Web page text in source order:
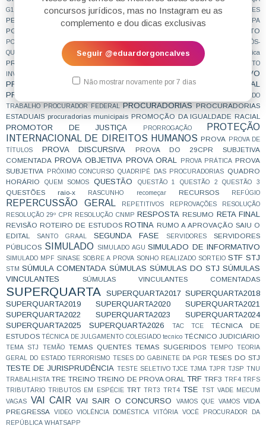
concursos jurídicos, mas no Instagram eu as
complemento e dou dicas exclusivas
Seguir @eduardorgoncalves
Não mostrar novamente por 7 dias
G1
PEÇA PROCESSUAL PEGADINHA DE PROVA PENAL PENALIDADES
PESQUISA PESSOA COM DEFICIÊNCIA PFN pgdf PGE pge-sp PGEPA
PGEPR PGESP PLANEJAMENTO
PODER DE POLÍCIA POER PÚBLICO POLICIA CIVIL PÓS-GRADUAÇÃO
PÓS-
QUESTIONAMENTO
POSSE POSTAGENS EMÍLIO prática jurídica
PREPARAÇÃO
PROCEDIMENTO
INVESTIGATÓRIO CRIMINAL
PROCESSO COLETIVO
PROCESSO PENAL
PROCESSO TRIBUTÁRIO
PROCESSUAL PENAL
PROCURADOR
PROCURADOR DO
TRABALHO
PROCURADOR FEDERAL PROCURADORIAS
PROCURADORIAS
ESTADUAIS procuradorias municipais PROMOÇÃO DA IGUALDADE RACIAL
PROMOTOR DE JUSTIÇA PRORROGAÇÃO
PROTEÇÃO
INTERNACIONAL DE DIREITOS HUMANOS PROVA
PROVA DE
TÍTULOS
PROVA DISCURSIVA
PROVA DO 29CPR SUBJETIVA
COMENTADA PROVA OBJETIVA PROVA ORAL PROVA PRÁTICA PROVA
SUBJETIVA
PRÓXIMO CONCURSO QUADRIPÉ DAS PROCURADORIAS
QUADRO
HORÁRIO
QUEM SOMOS QUESTÃO QUESTÃO 1 QUESTÃO 2 QUESTÃO 3
QUESTÕES raio-x RASCUNHO recomeçar RECURSOS REFÚGIO
REPERCUSSÃO GERAL REPETITIVOS REPROVAÇÕES
RESOLUÇÃO
RESOLUÇÃO 29º CPR
RESOLUÇÃO CNMP RESPOSTA RESUMO RETA FINAL
REVISÃO ROTEIRO DE ESTUDOS ROTINA RUMO A APROVAÇÃO SAIU O
EDITAL
SANTO GRAAL SEGUNDA FASE SERVIDORES
SERVIDORES
PÚBLICOS SIMULADO SIMULADO AGU SIMULADO DE INFORMATIVO
SIMULADO MPF SINASE SOBRE A PROVA SONHO REALIZADO SORTEIO STF STJ
STM SÚMULA COMENTADA SÚMULAS SÚMULAS DO STJ SÚMULAS
VINCULANTES
SÚMULAS VINCULANTES COMENTADAS
SUPERQUARTA SUPERQUARTA2017 SUPERQUARTA2018
SUPERQUARTA2019
SUPERQUARTA2020
SUPERQUARTA2021
SUPERQUARTA2022
SUPERQUARTA2023
SUPERQUARTA2024
SUPERQUARTA2025
SUPERQUARTA2026 TAC TCE
TÉCNICA DE
ESTUDOS TÉCNICA DE JULGAMENTO COLEGIADO tecnico TÉCNICO JUDICIÁRIO
TEMA STJ TEMÃO TEMAS QUENTES TEMAS SUGERIDOS TEMPO
TEORIA
GERAL DO ESTADO TERRORISMO TESES DO GABINETE DA PGR TESES DO STJ
TESTE DE JURISPRUDÊNCIA TESTE SELETIVO TJCE TJMA TJPR TJSP TNU
TRABALHISTA TRE TREINO TREINO DE PROVA ORAL TRF TRF3 TRF4 TRFS
TRIBUTÁRIO TRIBUTOS EM ESPÉCIE TRT TRT3 TRT4 TSE TST VADE MECUM
VAGAS
VAI CAIR VAI SAIR O CONCURSO VAMOS QUE VAMOS VIDA
PREGRESSA
VIDEO VIOLÊNCIA DOMÉSTICA VITÓRIA
VOCÊ PROCURADOR DA
REPÚBLICA WHATSAPP